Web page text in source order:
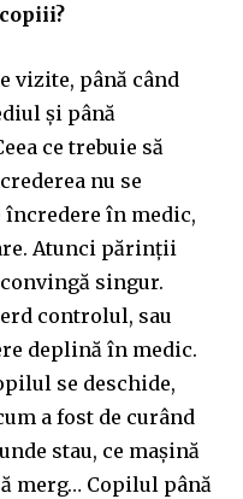
vizite, până când
și până
ce trebuie să
nu se
în medic,
Atunci părinții
singur.
controlul, sau
deplină în medic.
se deschide,
a fost de curând
stau, ce mașină
merg… Copilul până